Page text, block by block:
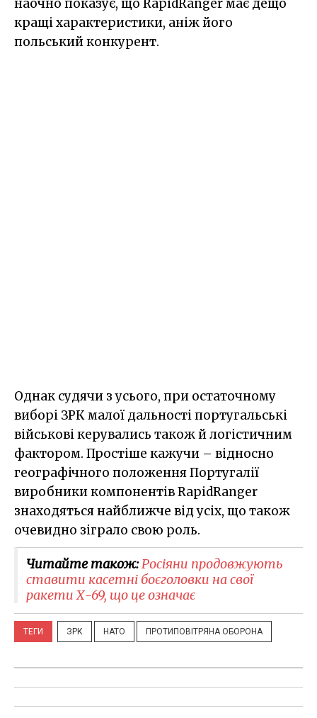
наочно показує, що RapidRanger має дещо
кращі характеристики, аніж його
польський конкурент.
Однак судячи з усього, при остаточному
виборі ЗРК малої дальності португальські
військові керувались також й логістичним
фактором. Простіше кажучи – відносно
географічного положення Португалії
виробники компонентів RapidRanger
знаходяться найближче від усіх, що також
очевидно зіграло свою роль.
Читайте також:Росіяни продовжують
ставити касетні боєголовки на свої
ракети Х-69, що це означає
ТЕГИ ЗРК НАТО ПРОТИПОВІТРЯНА ОБОРОНА